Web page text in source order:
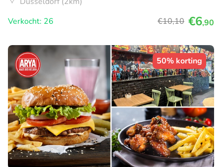
Verkocht: 26
€10,10 €6,90
50% korting